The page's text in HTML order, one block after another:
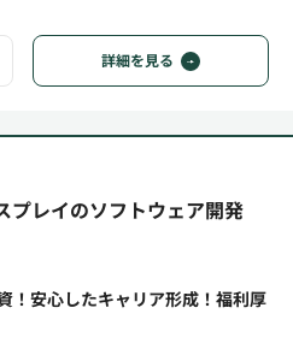
詳細を見る
プレイのソフトウェア開発
！安心したキャリア形成！福利厚